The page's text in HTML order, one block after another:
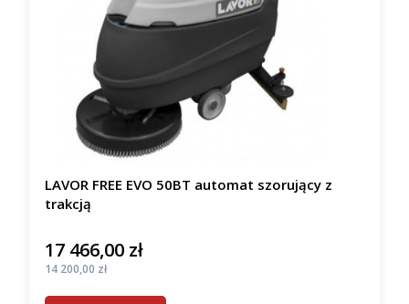
LAVOR FREE EVO 50BT automat szorujący z
trakcją
Cena
17 466,00 zł
Cena
14 200,00 zł